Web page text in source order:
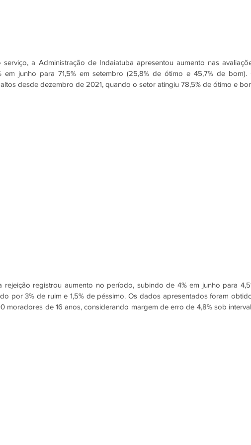
a Administração de Indaiatuba apresentou aumento nas
em junho para 71,5% em setembro (25,8% de ótimo e 45,7% de bom).
desde dezembro de 2021, quando o setor atingiu 78,5% de ótimo e
rejeição registrou aumento no período, subindo de 4% em junho para
por 3% de ruim e 1,5% de péssimo. Os dados apresentados foram
moradores de 16 anos, considerando margem de erro de 4,8% sob